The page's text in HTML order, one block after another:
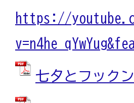
https://
七夕とフック